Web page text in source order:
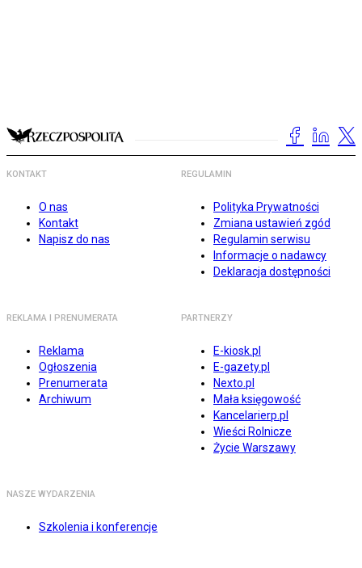
KONTAKT
O nas
Kontakt
Napisz do nas
REGULAMIN
Polityka Prywatności
Zmiana ustawień zgód
Regulamin serwisu
Informacje o nadawcy
Deklaracja dostępności
REKLAMA I PRENUMERATA
Reklama
Ogłoszenia
Prenumerata
Archiwum
PARTNERZY
E-kiosk.pl
E-gazety.pl
Nexto.pl
Mała księgowość
Kancelarierp.pl
Wieści Rolnicze
Życie Warszawy
NASZE WYDARZENIA
Szkolenia i konferencje